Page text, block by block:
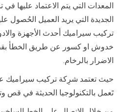
المعدات التي يتم الاعتماد عليها
الجديدة التي يريد العميل الحُصول
تركيب سيراميك أحدث الأجهزة
خدوش او كسور عن طريق الخطأ
الاضرار بالرخام.
حيث تعتمد شرِكة تركيب سيراميك
تَعمل بالتكنولوجيا الحديثة في قص